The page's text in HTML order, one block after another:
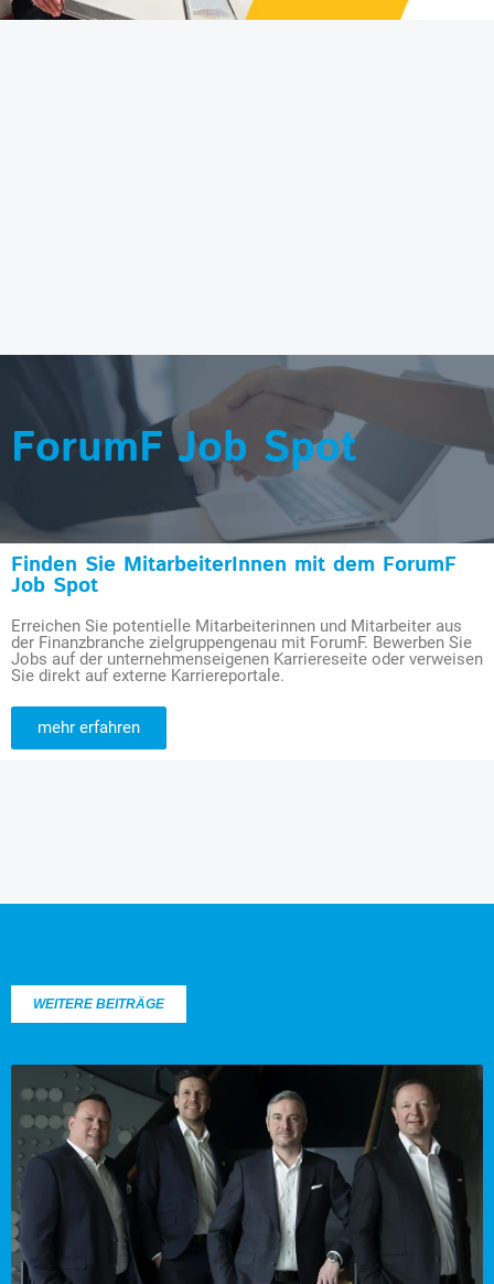
ForumF Job Spot
Finden Sie MitarbeiterInnen mit dem ForumF
Job Spot
Erreichen Sie potentielle Mitarbeiterinnen und Mitarbeiter aus
der Finanzbranche zielgruppengenau mit ForumF. Bewerben Sie
Jobs auf der unternehmenseigenen Karriereseite oder verweisen
Sie direkt auf externe Karriereportale.
mehr erfahren
WEITERE BEITRÄGE